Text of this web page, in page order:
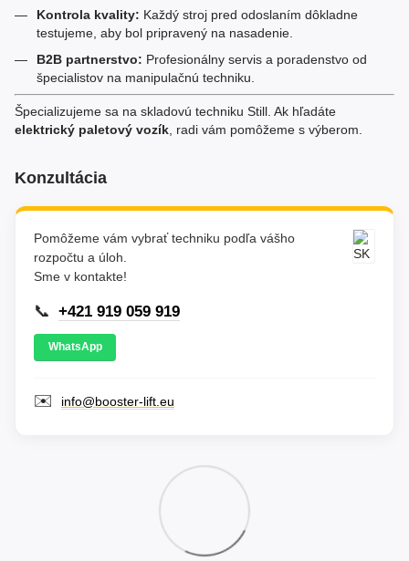
Kontrola kvality: Každý stroj pred odoslaním dôkladne
testujeme, aby bol pripravený na nasadenie.
B2B partnerstvo: Profesionálny servis a poradenstvo od
špecialistov na manipulačnú techniku.
Špecializujeme sa na skladovú techniku Still. Ak hľadáte
elektrický paletový vozík , radi vám pomôžeme s výberom.
Konzultácia
Pomôžeme vám vybrať techniku podľa vášho
rozpočtu a úloh.
Sme v kontakte!
📞 +421 919 059 919
WhatsApp
✉️ info@booster-lift.eu